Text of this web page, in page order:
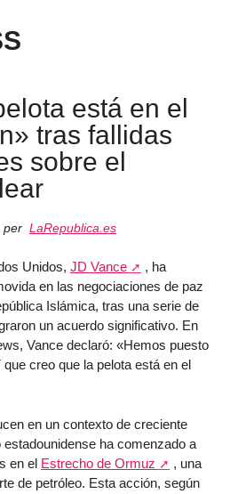
está en el
tras fallidas
sobre el
per LaRepublica.es
Unidos, JD Vance
, ha
en las negociaciones de paz
Islámica, tras una serie de
un acuerdo significativo. En
Vance declaró: «Hemos puesto
creo que la pelota está en el
en un contexto de creciente
ha comenzado a
en el Estrecho de Ormuz
, una
de petróleo. Esta acción, según